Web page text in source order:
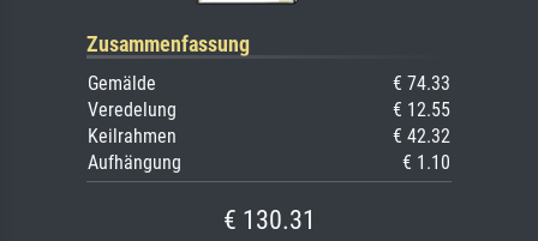
Zusammenfassung
Gemälde
€ 74.33
Veredelung
€ 12.55
Keilrahmen
€ 42.32
Aufhängung
€ 1.10
€ 130.31